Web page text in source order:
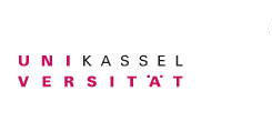
Suchbegriff